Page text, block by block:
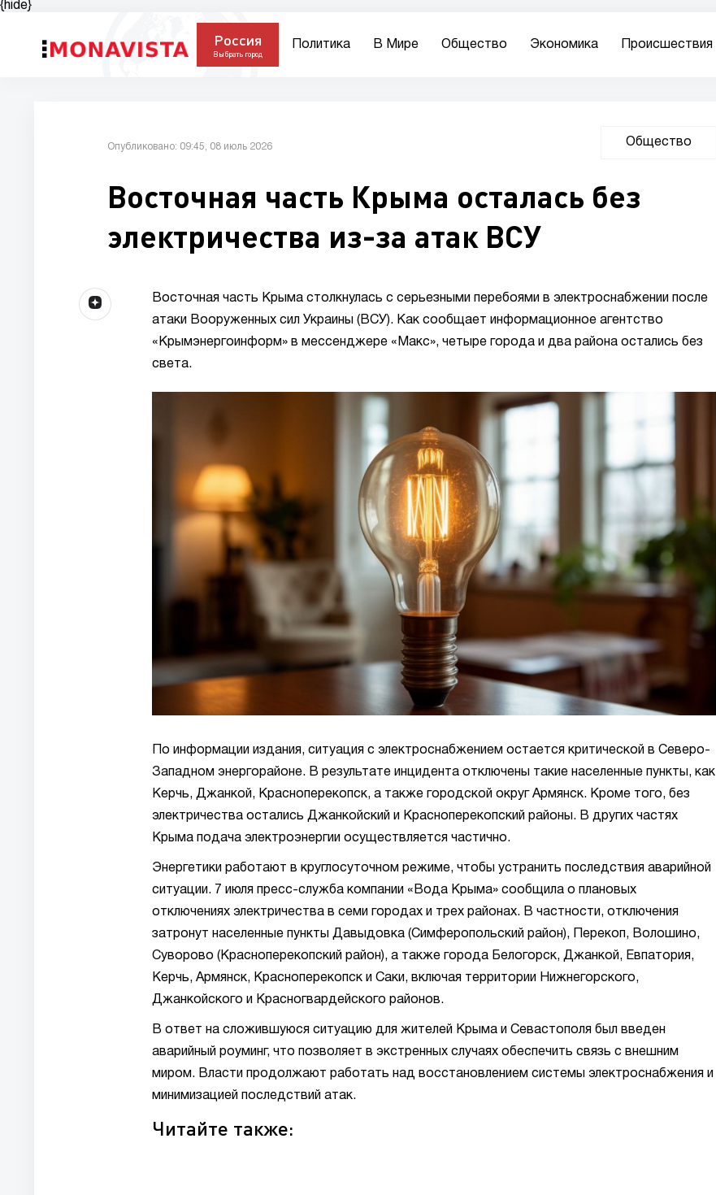
{hide}
Россия
Выбрать город
Политика В Мире Общество Экономика Происшествия
Опубликовано: 09:45, 08 июль 2026 Общество
Восточная часть Крыма осталась без
электричества из-за атак ВСУ
Восточная часть Крыма столкнулась с серьезными перебоями в электроснабжении после
атаки Вооруженных сил Украины (ВСУ). Как сообщает информационное агентство
«Крымэнергоинформ» в мессенджере «Макс», четыре города и два района остались без
света.
По информации издания, ситуация с электроснабжением остается критической в Северо-
Западном энергорайоне. В результате инцидента отключены такие населенные пункты, как
Керчь, Джанкой, Красноперекопск, а также городской округ Армянск. Кроме того, без
электричества остались Джанкойский и Красноперекопский районы. В других частях
Крыма подача электроэнергии осуществляется частично.
Энергетики работают в круглосуточном режиме, чтобы устранить последствия аварийной
ситуации. 7 июля пресс-служба компании «Вода Крыма» сообщила о плановых
отключениях электричества в семи городах и трех районах. В частности, отключения
затронут населенные пункты Давыдовка (Симферопольский район), Перекоп, Волошино,
Суворово (Красноперекопский район), а также города Белогорск, Джанкой, Евпатория,
Керчь, Армянск, Красноперекопск и Саки, включая территории Нижнегорского,
Джанкойского и Красногвардейского районов.
В ответ на сложившуюся ситуацию для жителей Крыма и Севастополя был введен
аварийный роуминг, что позволяет в экстренных случаях обеспечить связь с внешним
миром. Власти продолжают работать над восстановлением системы электроснабжения и
минимизацией последствий атак.
Читайте также: